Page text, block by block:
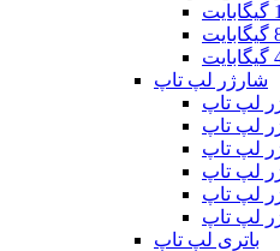
شارژر لپ تاپ
باتری لپ تاپ